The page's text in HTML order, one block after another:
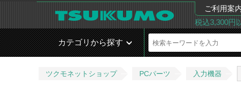
ご利用案
税込3,300円
カテゴリから探す
ツクモネットショップ PCパーツ 入力機器